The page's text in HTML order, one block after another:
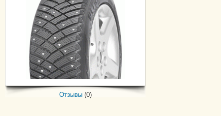
Ultra Grip Ice Cargo
Ultra Grip Ice SUV Gen-
Ultra Grip Performance
Ultra Grip Performance
+
+ SUV
Отзывы (0)